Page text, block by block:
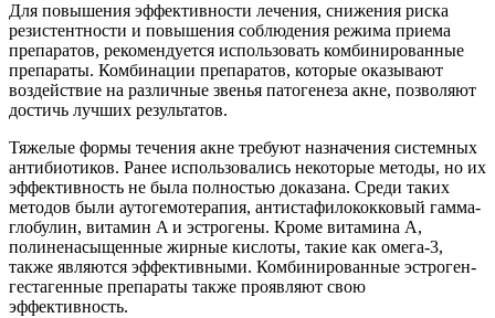
Для повышения эффективности лечения, снижения риска
резистентности и повышения соблюдения режима приема
препаратов, рекомендуется использовать комбинированные
препараты. Комбинации препаратов, которые оказывают
воздействие на различные звенья патогенеза акне, позволяют
достичь лучших результатов.
Тяжелые формы течения акне требуют назначения системных
антибиотиков. Ранее использовались некоторые методы, но их
эффективность не была полностью доказана. Среди таких
методов были аутогемотерапия, антистафилококковый гамма-
глобулин, витамин A и эстрогены. Кроме витамина A,
полиненасыщенные жирные кислоты, такие как омега-3,
также являются эффективными. Комбинированные эстроген-
гестагенные препараты также проявляют свою
эффективность.